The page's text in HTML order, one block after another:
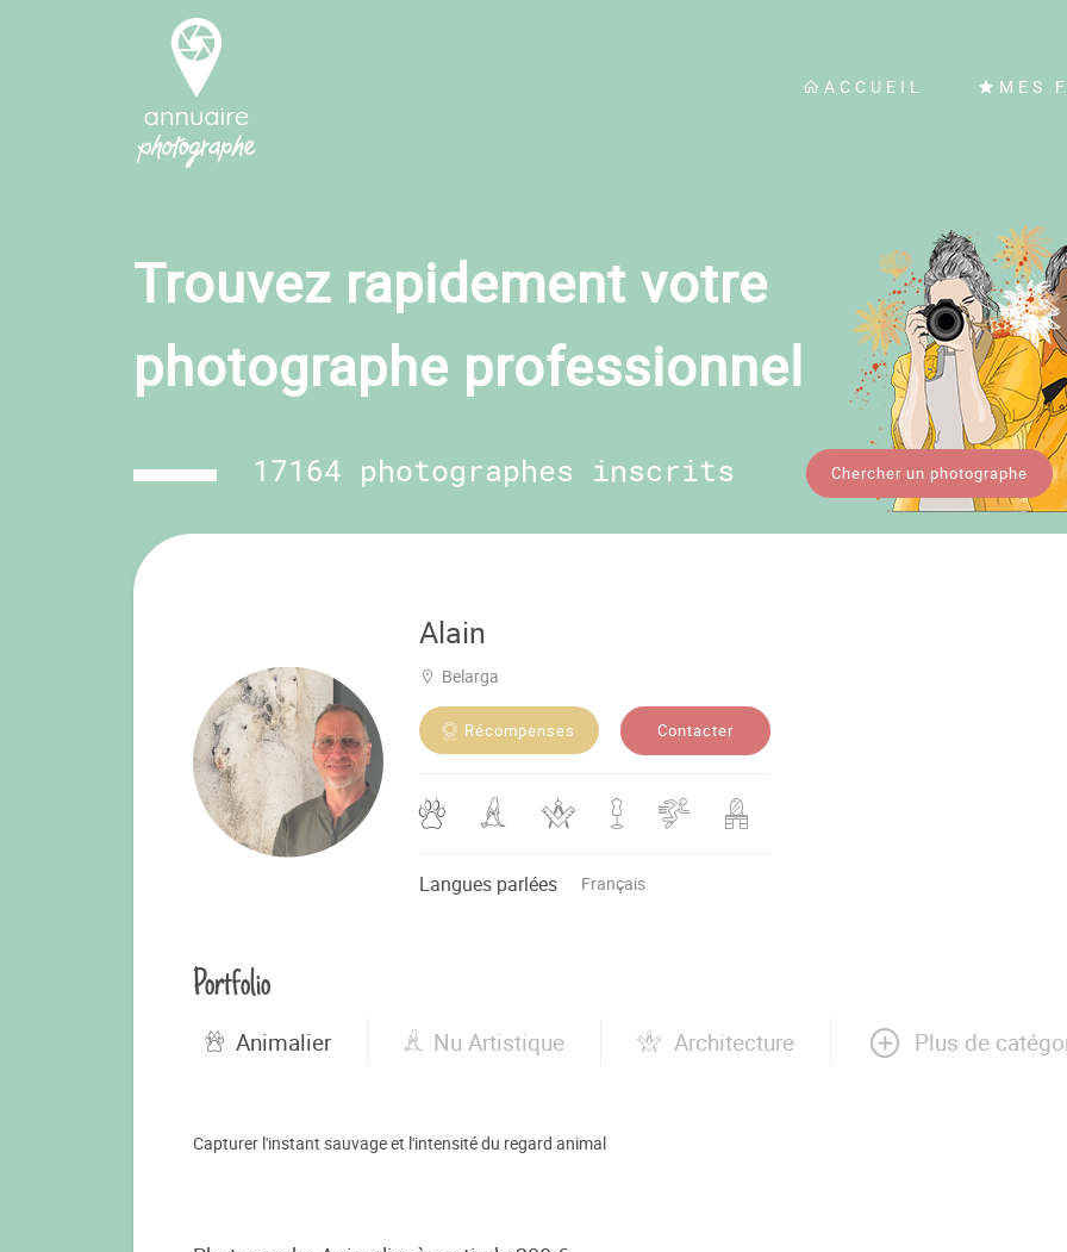
ACCUEIL MES
Trouvez rapidement votre
photographe professionnel
17164 photographes inscrits Chercher un photographe
Alain
Belarga
Récompenses Contacter
Langues parlées Français
Portfolio
Animalier Nu Artistique Architecture Plus de
Capturer l'instant sauvage et l'intensité du regard animal